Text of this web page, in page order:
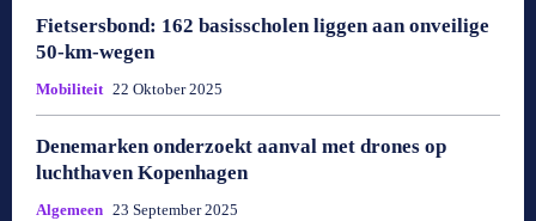
Fietsersbond: 162 basisscholen liggen aan onveilige
50-km-wegen
Mobiliteit 22 Oktober 2025
Denemarken onderzoekt aanval met drones op
luchthaven Kopenhagen
Algemeen 23 September 2025